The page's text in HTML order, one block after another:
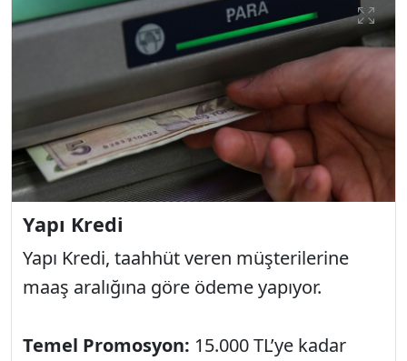
Yapı Kredi
Yapı Kredi, taahhüt veren müşterilerine
maaş aralığına göre ödeme yapıyor.
Temel Promosyon: 15.000 TL’ye kadar